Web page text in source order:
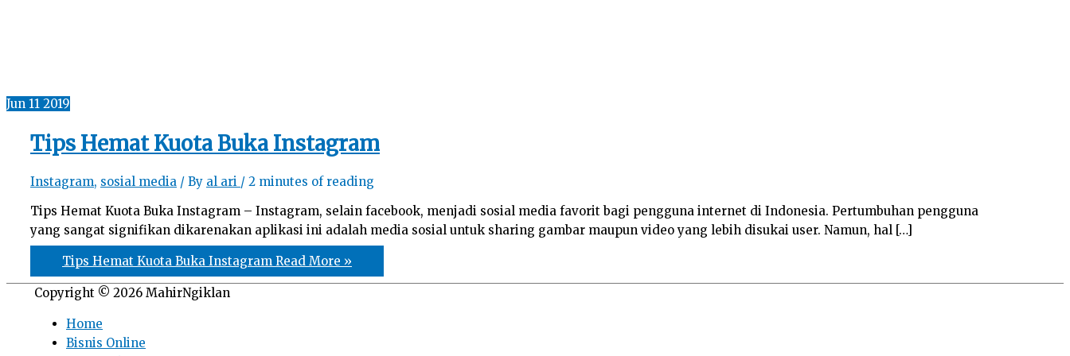
Jun 11 2019
Tips Hemat Kuota Buka Instagram
Instagram, sosial media / By al ari / 2 minutes of reading
Tips Hemat Kuota Buka Instagram – Instagram, selain facebook, menjadi sosial media favorit bagi pengguna internet di Indonesia. Pertumbuhan pengguna
yang sangat signifikan dikarenakan aplikasi ini adalah media sosial untuk sharing gambar maupun video yang lebih disukai user. Namun, hal […]
Tips Hemat Kuota Buka Instagram Read More »
Copyright © 2026 MahirNgiklan
Home
Bisnis Online